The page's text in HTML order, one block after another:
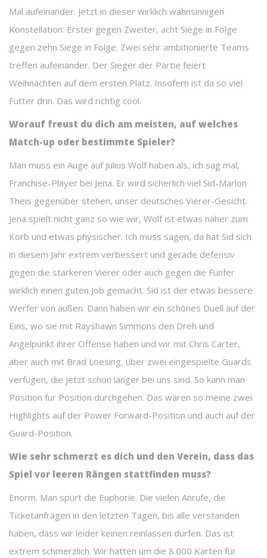
Mal aufeinander. Jetzt in dieser wirklich wahnsinnigen
Konstellation: Erster gegen Zweiter, acht Siege in Folge
gegen zehn Siege in Folge. Zwei sehr ambitionierte Teams
treffen aufeinander. Der Sieger der Partie feiert
Weihnachten auf dem ersten Platz. Insofern ist da so viel
Futter drin. Das wird richtig cool.
Worauf freust du dich am meisten, auf welches
Match-up oder bestimmte Spieler?
Man muss ein Auge auf Julius Wolf haben als, ich sag mal,
Franchise-Player bei Jena. Er wird sicherlich viel Sid-Marlon
Theis gegenüber stehen, unser deutsches Vierer-Gesicht.
Jena spielt nicht ganz so wie wir, Wolf ist etwas näher zum
Korb und etwas physischer. Ich muss sagen, da hat Sid sich
in diesem Jahr extrem verbessert und gerade defensiv
gegen die stärkeren Vierer oder auch gegen die Fünfer
wirklich einen guten Job gemacht. Sid ist der etwas bessere
Werfer von außen. Dann haben wir ein schönes Duell auf der
Eins, wo sie mit Rayshawn Simmons den Dreh und
Angelpunkt ihrer Offense haben und wir mit Chris Carter,
aber auch mit Brad Loesing, über zwei eingespielte Guards
verfügen, die jetzt schon länger bei uns sind. So kann man
Position für Position durchgehen. Das wären so meine zwei
Highlights auf der Power Forward-Position und auch auf der
Guard-Position.
Wie sehr schmerzt es dich und den Verein, dass das
Spiel vor leeren Rängen stattfinden muss?
Enorm. Man spürt die Euphorie. Die vielen Anrufe, die
Ticketanfragen in den letzten Tagen, bis alle verstanden
haben, dass wir leider keinen reinlassen dürfen. Das ist
extrem schmerzlich. Wir hätten um die 8.000 Karten für